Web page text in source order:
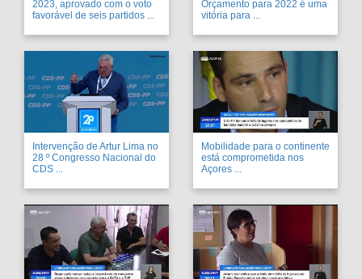
2023, aprovado com o voto
favorável de seis partidos ...
Orçamento para 2022 é uma
vitória para ...
Intervenção de Artur Lima no
28 º Congresso Nacional do
CDS ...
Mobilidade para o continente
está comprometida nos
Açores ...